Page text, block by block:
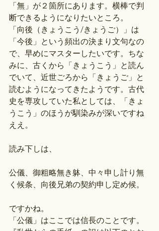
「無」が２箇所にあります。横棒で判
断できるようになりたいところ。
「向後（きょうこう/きょうご）」は
「今後」という頻出の決まり文句なの
で、早めにマスターしたいです。ちな
みに、古くから「きょうこう」と読ん
でいて、近世ごろから「きょうご」と
読むようになってきたようです。古代
史を専攻していた私としては、「きょ
うこう」のほうが馴染みが深いですね
ええ。
読み下しは、
公儀、御粗略無き躰、中々申し計り無
く候条、向後兄弟の契約申し定め候。
ですかね。
「公儀」はここでは信長のことです。